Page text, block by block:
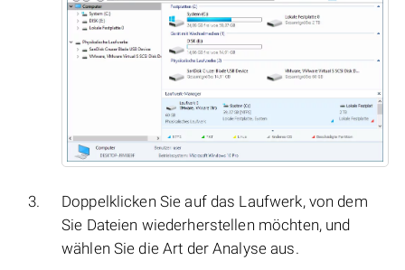
Doppelklicken Sie auf das Laufwerk, von dem
Sie Dateien wiederherstellen möchten, und
wählen Sie die Art der Analyse aus.